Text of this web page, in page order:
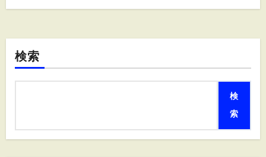
検索
検
索